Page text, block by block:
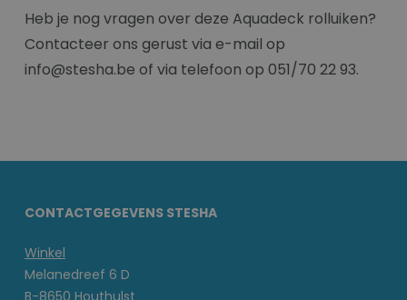
Heb je nog vragen over deze Aquadeck rolluiken?
Contacteer ons gerust via e-mail op
info@stesha.be of via telefoon op 051/70 22 93.
CONTACTGEGEVENS STESHA
Winkel
Melanedreef 6 D